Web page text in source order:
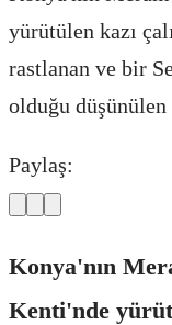
yürütülen kazı
rastlanan ve bir
olduğu
Paylaş:
Konya'nın
Kenti'nde